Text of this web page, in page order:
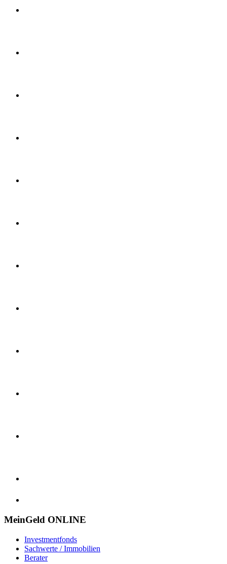
MeinGeld ONLINE
Investmentfonds
Sachwerte / Immobilien
Berater